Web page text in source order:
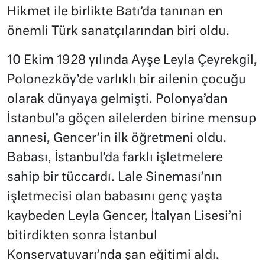
Hikmet ile birlikte Batı’da tanınan en
önemli Türk sanatçılarından biri oldu.
10 Ekim 1928 yılında Ayşe Leyla Çeyrekgil,
Polonezköy’de varlıklı bir ailenin çocuğu
olarak dünyaya gelmişti. Polonya’dan
İstanbul’a göçen ailelerden birine mensup
annesi, Gencer’in ilk öğretmeni oldu.
Babası, İstanbul’da farklı işletmelere
sahip bir tüccardı. Lale Sineması’nın
işletmecisi olan babasını genç yaşta
kaybeden Leyla Gencer, İtalyan Lisesi’ni
bitirdikten sonra İstanbul
Konservatuvarı’nda şan eğitimi aldı.